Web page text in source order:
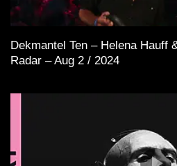
Dekmantel Ten – Helena Hauff
Radar – Aug 2 / 2024